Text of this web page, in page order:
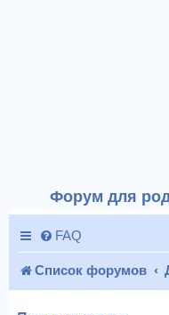
Форум для
FAQ
Список форумов